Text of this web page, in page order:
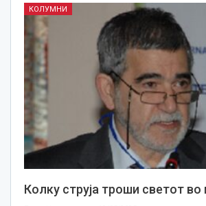
КОЛУМНИ
Колку струја троши светот